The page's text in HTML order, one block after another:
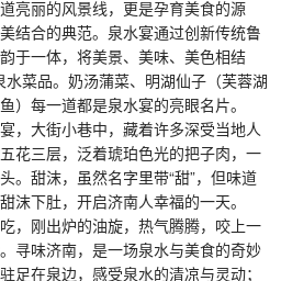
丽的风景线，更是孕育美食的源
结合的典范。泉水宴通过创新传统鲁
于一体，将美景、美味、美色相结
菜品。奶汤蒲菜、明湖仙子（芙蓉湖
）每一道都是泉水宴的亮眼名片。
大街小巷中，藏着许多深受当地人
花三层，泛着琥珀色光的把子肉，一
。甜沫，虽然名字里带“甜”，但味道
沫下肚，开启济南人幸福的一天。
刚出炉的油旋，热气腾腾，咬上一
寻味济南，是一场泉水与美食的奇妙
在泉边，感受泉水的清凉与灵动；